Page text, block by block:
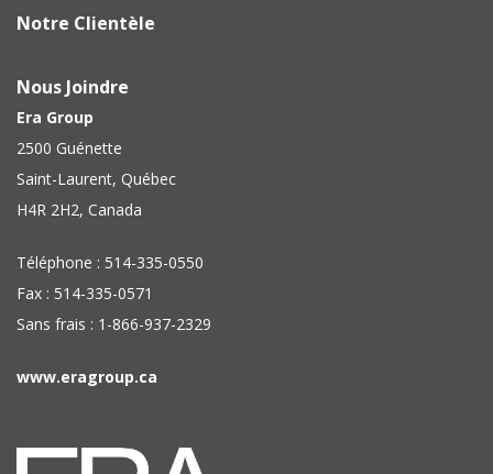
Notre Clientèle
Nous Joindre
Era Group
2500 Guénette
Saint-Laurent, Québec
H4R 2H2, Canada
Téléphone : 514-335-0550
Fax : 514-335-0571
Sans frais : 1-866-937-2329
www.eragroup.ca